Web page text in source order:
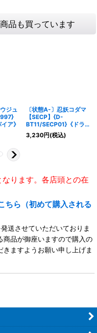
品も買っています
ジュ
ア》
〔状態A-〕忍妖コダマ
【SECP】{D-
BT11/SECP01}《ドラゴ
ンエンパイア》
3,230円(税込)
ります。各店頭との在
ちら（初めて購入される
送させていただいておりま
商品が御座いますので購入の
ますようお願い申し上げま